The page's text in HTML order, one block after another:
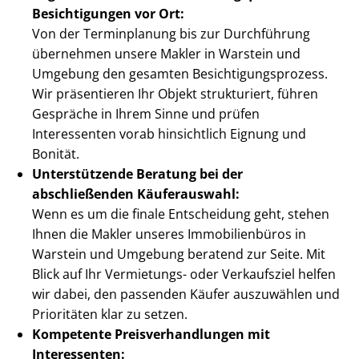
Besichtigungen vor Ort:
Von der Terminplanung bis zur Durchführung
übernehmen unsere Makler in Warstein und
Umgebung den gesamten Be­sich­ti­gungs­pro­zess.
Wir präsentieren Ihr Objekt strukturiert, führen
Gespräche in Ihrem Sinne und prüfen
Interessenten vorab hinsichtlich Eignung und
Bonität.
Unterstützende Beratung bei der
abschließenden Käuferauswahl:
Wenn es um die finale Entscheidung geht, stehen
Ihnen die Makler unseres Immobilienbüros in
Warstein und Umgebung beratend zur Seite. Mit
Blick auf Ihr Vermietungs- oder Verkaufsziel helfen
wir dabei, den passenden Käufer auszuwählen und
Prioritäten klar zu setzen.
Kompetente Preis­ver­hand­lun­gen mit
Interessenten: